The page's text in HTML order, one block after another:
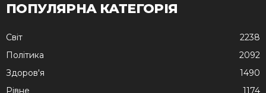
ПОПУЛЯРНА КАТЕГОРІЯ
Cвіт
2238
Політика
2092
Здоров'я
1490
Рівне
1174